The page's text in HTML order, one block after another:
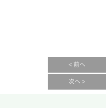
< 前へ
次へ >